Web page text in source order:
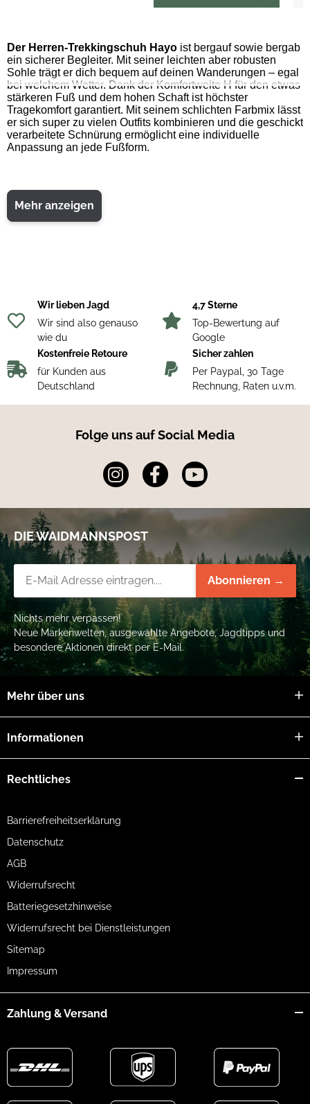
Der Herren-Trekkingschuh Hayo ist bergauf sowie bergab
ein sicherer Begleiter. Mit seiner leichten aber robusten
Sohle trägt er dich bequem auf deinen Wanderungen – egal
bei welchem Wetter. Dank der Komfortweite H für den etwas
stärkeren Fuß und dem hohen Schaft ist höchster
Tragekomfort garantiert. Mit seinem schlichten Farbmix lässt
er sich super zu vielen Outfits kombinieren und die geschickt
verarbeitete Schnürung ermöglicht eine individuelle
Anpassung an jede Fußform.
Form: Halbschuh
Mehr anzeigen
Wir lieben Jagd
Wir sind also genauso
wie du
4,7 Sterne
Top-Bewertung auf
Google
Kostenfreie Retoure
für Kunden aus
Deutschland
Sicher zahlen
Per Paypal, 30 Tage
Rechnung, Raten u.v.m.
Folge uns auf Social Media
DIE WAIDMANNSPOST
Abonnieren →
Nichts mehr verpassen!
Neue Markenwelten, ausgewählte Angebote, Jagdtipps und
besondere Aktionen direkt per E-Mail.
Mehr über uns
Informationen
Rechtliches
Barrierefreiheitserklärung
Datenschutz
AGB
Widerrufsrecht
Batteriegesetzhinweise
Widerrufsrecht bei Dienstleistungen
Sitemap
Impressum
Zahlung & Versand